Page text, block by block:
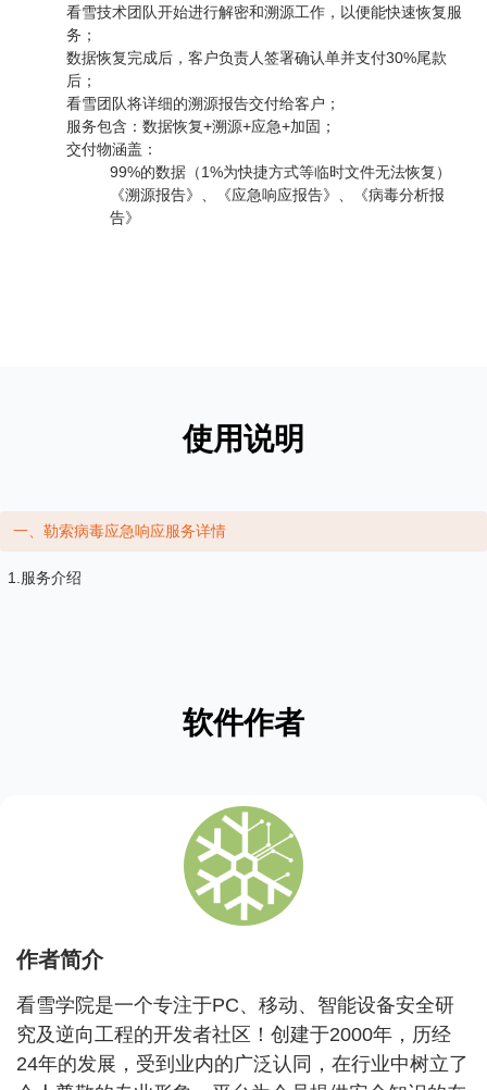
看雪技术团队开始进行解密和溯源工作，以便能快速恢复服
务；
数据恢复完成后，客户负责人签署确认单并支付30%尾款
后；
看雪团队将详细的溯源报告交付给客户；
服务包含：数据恢复+溯源+应急+加固；
交付物涵盖：
99%的数据（1%为快捷方式等临时文件无法恢复）
《溯源报告》、《应急响应报告》、《病毒分析报
告》
使用说明
一、勒索病毒应急响应服务详情
1.服务介绍
软件作者
作者简介
看雪学院是一个专注于PC、移动、智能设备安全研
究及逆向工程的开发者社区！创建于2000年，历经
24年的发展，受到业内的广泛认同，在行业中树立了